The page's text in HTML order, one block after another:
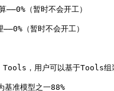
（暂时不会开工）
（暂时不会开工）
，用户可以基于Tools组
准模型之一88%